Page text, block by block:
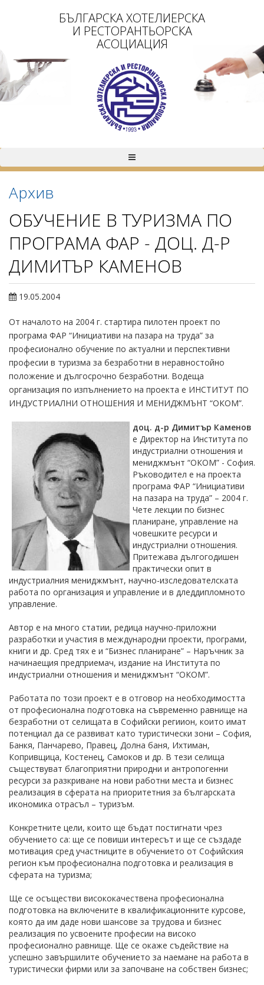
БЪЛГАРСКА ХОТЕЛИЕРСКА
И РЕСТОРАНТЬОРСКА
АСОЦИАЦИЯ
Архив
ОБУЧЕНИЕ В ТУРИЗМА ПО
ПРОГРАМА ФАР - ДОЦ. Д-Р
ДИМИТЪР КАМЕНОВ
19.05.2004
От началото на 2004 г. стартира пилотен проект по
програма ФАР “Инициативи на пазара на труда” за
професионално обучение по актуални и перспективни
професии в туризма за безработни в неравностойно
положение и дългосрочно безработни. Водеща
организация по изпълнението на проекта е ИНСТИТУТ ПО
ИНДУСТРИАЛНИ ОТНОШЕНИЯ И МЕНИДЖМЪНТ “ОКОМ”.
доц. д-р Димитър Каменов
е Директор на Института по
индустриални отношения и
мениджмънт “ОКОМ” - София.
Ръководител е на проекта
програма ФАР “Инициативи
на пазара на труда” – 2004 г.
Чете лекции по бизнес
планиране, управление на
човешките ресурси и
индустриални отношения.
Притежава дългогодишен
практически опит в
индустриалния мениджмънт, научно-изследователската
работа по организация и управление и в дледдипломното
управление.
Автор е на много статии, редица научно-приложни
разработки и участия в международни проекти, програми,
книги и др. Сред тях е и “Бизнес планиране” – Наръчник за
начинаещия предприемач, издание на Института по
индустриални отношения и мениджмънт “ОКОМ”.
Работата по този проект е в отговор на необходимостта
от професионална подготовка на съвременно равнище на
безработни от селищата в Софийски региион, които имат
потенциал да се развиват като туристически зони – София,
Банкя, Панчарево, Правец, Долна баня, Ихтиман,
Копривщица, Костенец, Самоков и др. В тези селища
съществуват благоприятни природни и антропогенни
ресурси за разкриване на нови работни места и бизнес
реализация в сферата на приоритетния за българската
икономика отрасъл – туризъм.
Конкретните цели, които ще бъдат постигнати чрез
обучението са: ще се повиши интересът и ще се създаде
мотивация сред участниците в обучението от Софийския
регион към професионална подготовка и реализация в
сферата на туризма;
Ще се осъществи висококачествена професионална
подготовка на включените в квалификационните курсове,
която да им даде нови шансове за трудова и бизнес
реализация по усвоените професии на високо
професионално равнище. Ще се окаже съдействие на
успешно завършилите обучението за наемане на работа в
туристически фирми или за започване на собствен бизнес;